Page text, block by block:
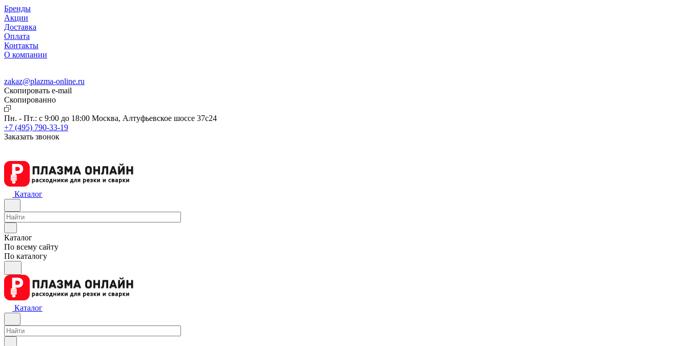
Бренды
Акции
Доставка
Оплата
Контакты
О компании
zakaz@plazma-online.ru
Скопировать e-mail
Cкопированно
Пн. - Пт.: с 9:00 до 18:00 Москва, Алтуфьевское шоссе 37с24
+7 (495) 790-33-19
Заказать звонок
Каталог
Каталог
По всему сайту
По каталогу
Каталог